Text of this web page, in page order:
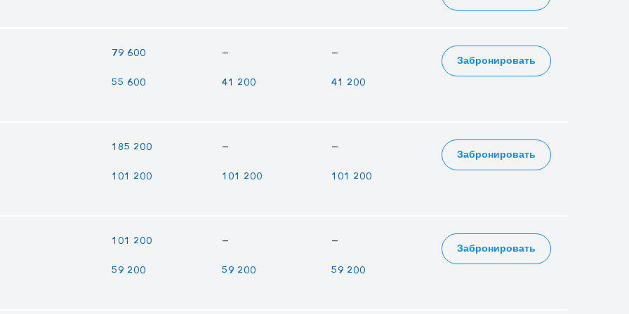
79 600 — — —
55 600 41 200 41 200
Забронировать
185 200 — — —
101 200 101 200 101 200
Забронировать
101 200 — — —
59 200 59 200 59 200
Забронировать